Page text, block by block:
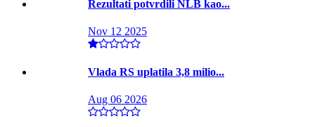
Rezultati potvrdili NLB kao...
Nov 12 2025
Vlada RS uplatila 3,8 milio...
Aug 06 2026